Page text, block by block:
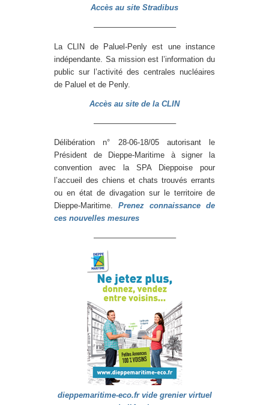
Accès au site Stradibus
——————————–
La CLIN de Paluel-Penly est une instance
indépendante. Sa mission est l’information du
public sur l’activité des centrales nucléaires
de Paluel et de Penly.
Accès au site de la CLIN
——————————–
Délibération n° 28-06-18/05 autorisant le
Président de Dieppe-Maritime à signer la
convention avec la SPA Dieppoise pour
l’accueil des chiens et chats trouvés errants
ou en état de divagation sur le territoire de
Dieppe-Maritime.
Prenez connaissance de
ces nouvelles mesures
——————————–
dieppemaritime-eco.fr vide grenier virtuel